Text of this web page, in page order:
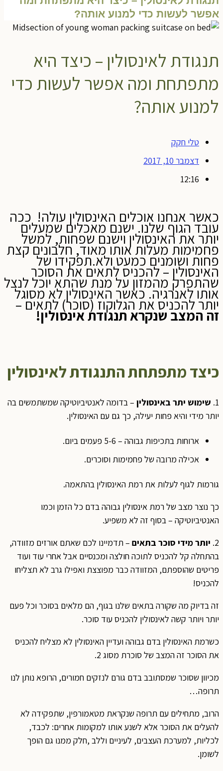
לעשות כדי למנוע אותה?
לאינסולין – כיצד היא
ומה אפשר לעשות כדי
אותה?
טלי חקק
דצמבר 10, 2017
12:16
אנחנו אוכלים האינסולין עולה! ככה
הגוף שלנו. ישנם מאכלים שמעלים
את האינסולין וישנם שפחות, למשל
מעלות אותו מאוד, חלבונים קצת
ושומנים כמעט ולא.תפקידו של
– להכניס לתאים את הסוכר
מהמזון על מנת שהתא יוכל לנצל
לאנרגיה. כאשר האינסולין לא מסוגל
להכניס את הגלוקוז (סוכר) לתאים –
המצב שנקרא תנגודת אינסולין!
מתפתחת התנגודת לאינסולין
שימוש יתר באינסולין– בדומה לאנטיביוטיקה שמשתמשים בה
מידי והיא פחות יעילה, כך גם עם האינסולין.
ארוחות בתכיפות גבוהה – 5-6 פעמים ביום.
אכילה מרובה של פחמימות וסוכרים.
לגוף לעלות את רמת האינסולין בהתאמה.
נוצר מצב של רמת אינסולין גבוהה בדם כל הזמן וכמו
– בסוף זה לא משפיע.
יותר מידי סוכר בתאים– תדמיינו לכם שאתם אורזים מזוודה,
קל להכניס לתוכה חולצה ומכנסיים אבל אחרי עוד ועוד
שהוספתם, המזוודה כבר מפוצצת ואפילו גרב לא תצליחו
בדיוק מה שקורה בתאים שלנו בגוף, הם מלאים בסוכר וכל פעם
ויותר קשה לאינסולין להכניס עוד סוכר.
האינסולין בדם גבוהה ועדיין האינסולין לא מצליח להכניס
הסוכר זה המצב של סוכרת מסוג 2.
שסוכר שמסתובב בדם גורם לנזקים חמורים, הרופא נותן לנו
מתחילים עם תרופה שנקראת מטאמורפין, שתפקידה לא
את הסוכר אלא לשנע אותו למקומות אחרים: לכבד,
למערכת העצבים, לעיניים וללב ,חלק ממנו גם הופך